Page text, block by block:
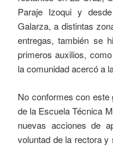
Paraje Izoqui y
Galarza, a distintas
entregas, también se
primeros auxilios,
la comunidad acercó a
No conformes con este
de la Escuela Técnica
nuevas acciones de
voluntad de la rectora